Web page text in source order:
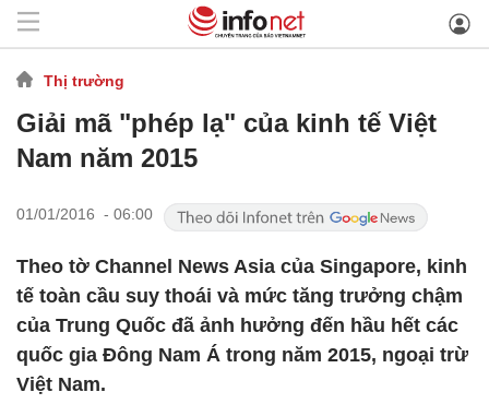
Thị trường
Giải mã "phép lạ" của kinh tế Việt
Nam năm 2015
01/01/2016 - 06:00
Theo tờ Channel News Asia của Singapore, kinh
tế toàn cầu suy thoái và mức tăng trưởng chậm
của Trung Quốc đã ảnh hưởng đến hầu hết các
quốc gia Đông Nam Á trong năm 2015, ngoại trừ
Việt Nam.